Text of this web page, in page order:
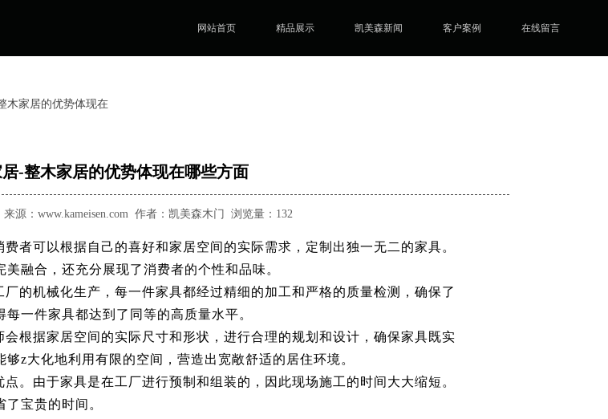
网站首页 精品展示 凯美森新闻 客户案例 在线留言
木家居的优势体现在
-整木家居的优势体现在哪些方面
源：www.kameisen.com 作者：凯美森木门 浏览量：132
者可以根据自己的喜好和家居空间的实际需求，定制出独一无二的家具。
融合，还充分展现了消费者的个性和品味。
的机械化生产，每一件家具都经过精细的加工和严格的质量检测，确保了
一件家具都达到了同等的高质量水平。
根据家居空间的实际尺寸和形状，进行合理的规划和设计，确保家具既实
z大化地利用有限的空间，营造出宽敞舒适的居住环境。
。由于家具是在工厂进行预制和组装的，因此现场施工的时间大大缩短。
宝贵的时间。